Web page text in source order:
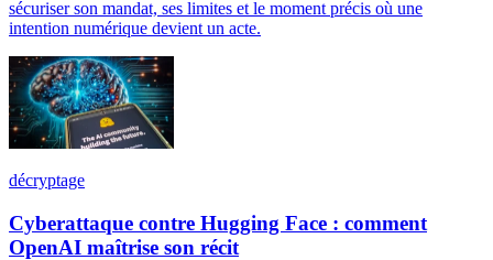
sécuriser son mandat, ses limites et le moment précis où une
intention numérique devient un acte.
décryptage
Cyberattaque contre Hugging Face : comment
OpenAI maîtrise son récit